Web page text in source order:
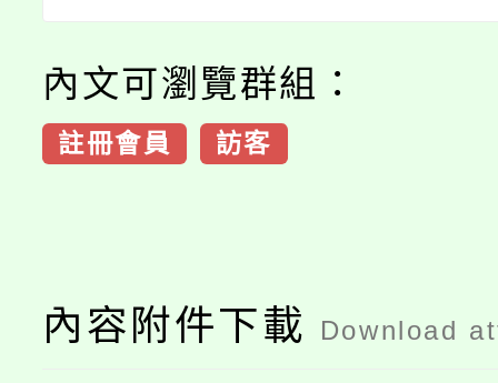
內文可瀏覽群組：
註冊會員 訪客
內容附件下載 Download